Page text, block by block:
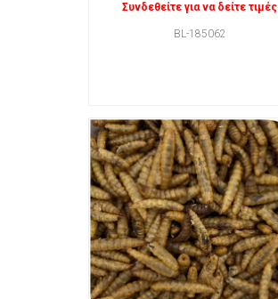
Συνδεθείτε για να δείτε τιμές
BL-185062